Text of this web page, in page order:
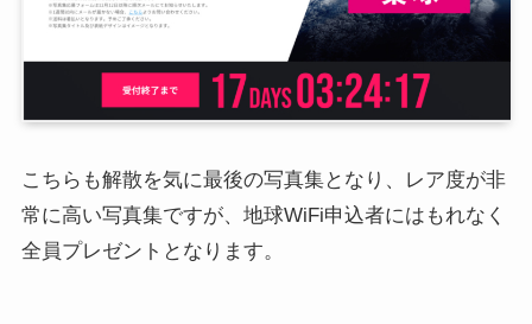
こちらも解散を気に最後の写真集となり、レア度が非
常に高い写真集ですが、地球WiFi申込者にはもれなく
全員プレゼントとなります。